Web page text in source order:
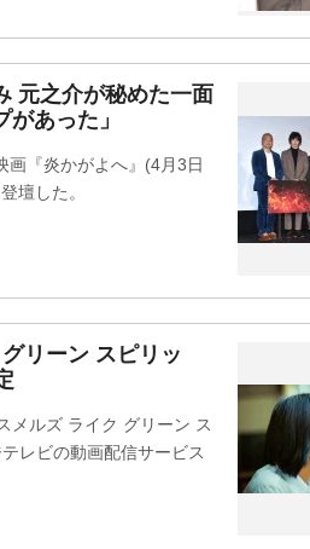
元之介が秘めた一面
あった」
画『炎かがよへ』(4月3日
壇した。
リーン スピリッ
メルズ ライク グリーン ス
レビの動画配信サービス